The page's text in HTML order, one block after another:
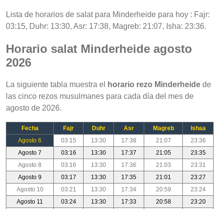
Lista de horarios de salat para Minderheide para hoy : Fajr:
03:15, Duhr: 13:30, Asr: 17:38, Magreb: 21:07, Isha: 23:36.
Horario salat Minderheide agosto
2026
La siguiente tabla muestra el horario rezo Minderheide de
las cinco rezos musulmanes para cada día del mes de
agosto de 2026.
Fecha Fajr Duhr Asr Magreb
Ishaa
Agosto 6
03:15 13:30 17:38 21:07
23:36
Agosto 7
03:16 13:30 17:37 21:05
23:35
Agosto 8
03:16 13:30 17:36 21:03
23:31
Agosto 9
03:17 13:30 17:35 21:01
23:27
Agosto 10
03:21 13:30 17:34 20:59
23:24
Agosto 11
03:24 13:30 17:33 20:58
23:20